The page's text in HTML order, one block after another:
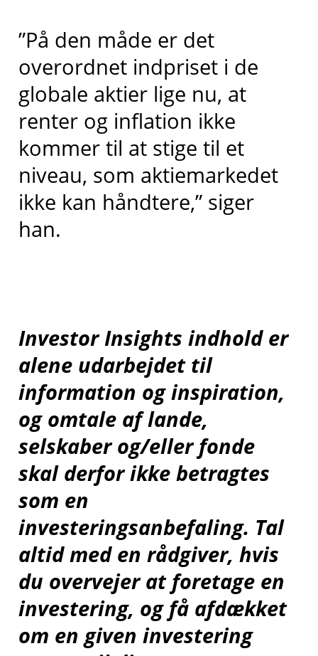
”På den måde er det
overordnet indpriset i de
globale aktier lige nu, at
renter og inflation ikke
kommer til at stige til et
niveau, som aktiemarkedet
ikke kan håndtere,” siger
han.
Investor Insights indhold er
alene udarbejdet til
information og inspiration,
og omtale af lande,
selskaber og/eller fonde
skal derfor ikke betragtes
som en
investeringsanbefaling. Tal
altid med en rådgiver, hvis
du overvejer at foretage en
investering, og få afdækket
om en given investering